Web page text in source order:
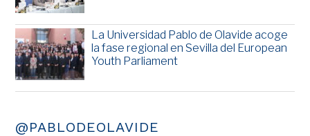
La Universidad Pablo de Olavide acoge
la fase regional en Sevilla del European
Youth Parliament
@PABLODEOLAVIDE